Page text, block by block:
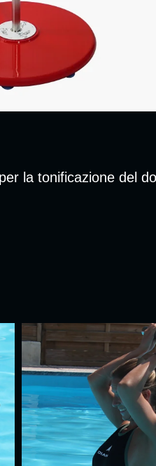
la tonificazione del